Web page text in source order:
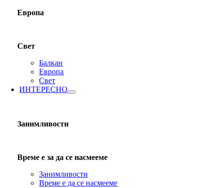
Европа
Свет
Балкан
Европа
Свет
ИНТЕРЕСНО
Занимливости
Време е за да се насмееме
Занимливости
Време е да се насмееме